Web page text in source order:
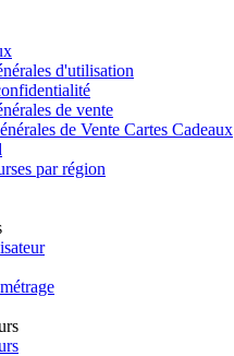
d'utilisation
de vente
de Vente Cartes Cadeaux
par région